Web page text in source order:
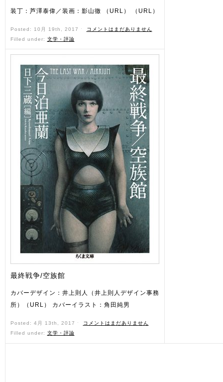
装丁：芦澤泰偉／装画：影山徹 （URL） （URL）
Posted: 10月 19th, 2017 ˑ
コメントはまだありません
Filled under: 文学・評論
最終戦争/空族館
カバーデザイン：井上則人（井上則人デザイン事務
所）（URL） カバーイラスト：角田純男
Posted: 4月 13th, 2017 ˑ
コメントはまだありません
Filled under: 文学・評論